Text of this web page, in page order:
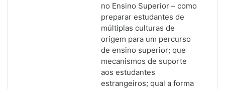
no Ensino Superior – como
preparar estudantes de
múltiplas culturas de
origem para um percurso
de ensino superior; que
mecanismos de suporte
aos estudantes
estrangeiros; qual a forma